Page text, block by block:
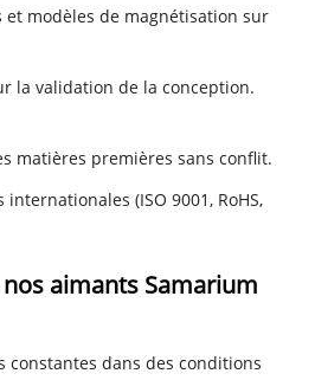
et modèles de magnétisation sur
la validation de la conception.
matières premières sans conflit.
(ISO 9001, RoHS,
aimants Samarium
constantes dans des conditions